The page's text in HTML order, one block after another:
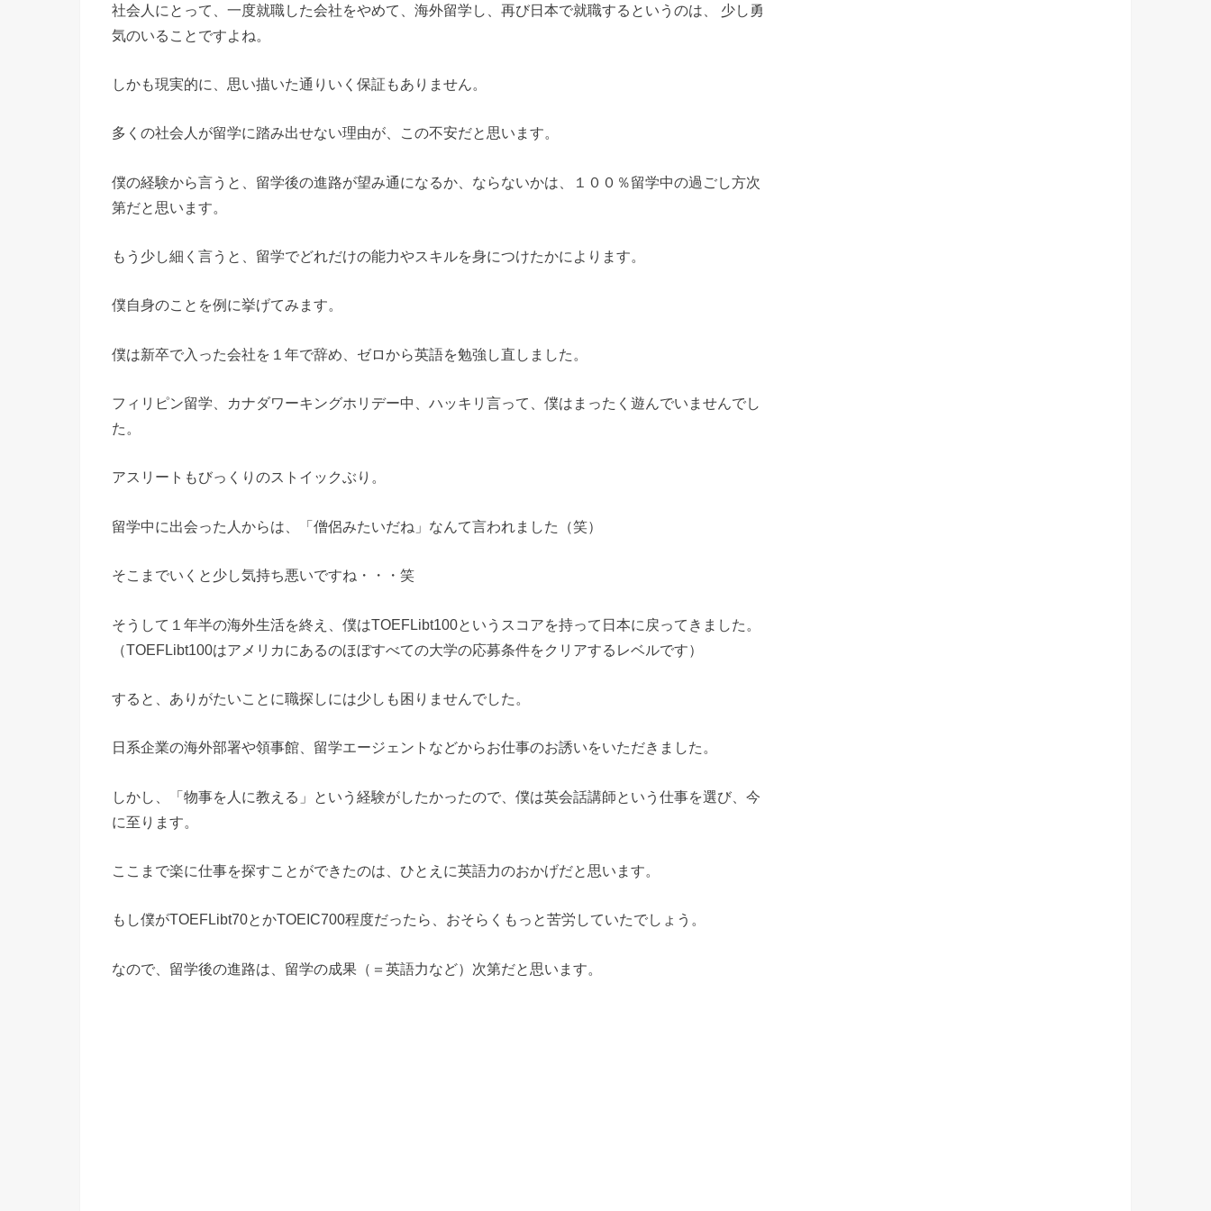
社会人にとって、一度就職した会社をやめて、海外留学し、再び日本で就職するというのは、 少し勇
気のいることですよね。
しかも現実的に、思い描いた通りいく保証もありません。
多くの社会人が留学に踏み出せない理由が、この不安だと思います。
僕の経験から言うと、留学後の進路が望み通になるか、ならないかは、１００％留学中の過ごし方次
第だと思います。
もう少し細く言うと、留学でどれだけの能力やスキルを身につけたかによります。
僕自身のことを例に挙げてみます。
僕は新卒で入った会社を１年で辞め、ゼロから英語を勉強し直しました。
フィリピン留学、カナダワーキングホリデー中、ハッキリ言って、僕はまったく遊んでいませんでし
た。
アスリートもびっくりのストイックぶり。
留学中に出会った人からは、「僧侶みたいだね」なんて言われました（笑）
そこまでいくと少し気持ち悪いですね・・・笑
そうして１年半の海外生活を終え、僕はTOEFLibt100というスコアを持って日本に戻ってきました。
（TOEFLibt100はアメリカにあるのほぼすべての大学の応募条件をクリアするレベルです）
すると、ありがたいことに職探しには少しも困りませんでした。
日系企業の海外部署や領事館、留学エージェントなどからお仕事のお誘いをいただきました。
しかし、「物事を人に教える」という経験がしたかったので、僕は英会話講師という仕事を選び、今
に至ります。
ここまで楽に仕事を探すことができたのは、ひとえに英語力のおかげだと思います。
もし僕がTOEFLibt70とかTOEIC700程度だったら、おそらくもっと苦労していたでしょう。
なので、留学後の進路は、留学の成果（＝英語力など）次第だと思います。